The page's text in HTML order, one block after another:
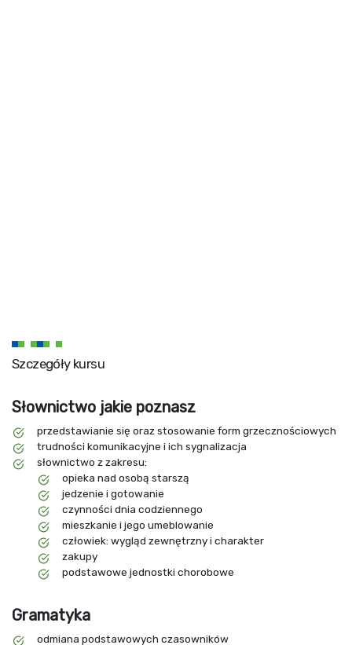
Szczegóły kursu
Słownictwo jakie poznasz
przedstawianie się oraz stosowanie form grzecznościowych
trudności komunikacyjne i ich sygnalizacja
słownictwo z zakresu:
opieka nad osobą starszą
jedzenie i gotowanie
czynności dnia codziennego
mieszkanie i jego umeblowanie
człowiek: wygląd zewnętrzny i charakter
zakupy
podstawowe jednostki chorobowe
Gramatyka
odmiana podstawowych czasowników